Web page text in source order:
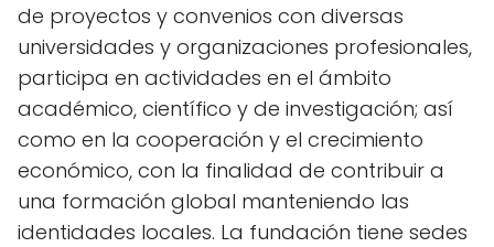
de proyectos y convenios con diversas
universidades y organizaciones profesionales,
participa en actividades en el ámbito
académico, científico y de investigación; así
como en la cooperación y el crecimiento
económico, con la finalidad de contribuir a
una formación global manteniendo las
identidades locales. La fundación tiene sedes